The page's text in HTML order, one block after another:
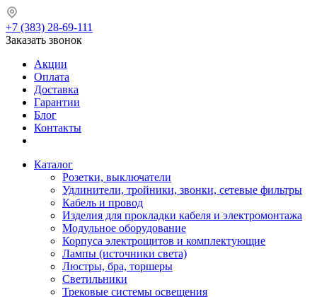
+7 (383) 28-69-111
Заказать звонок
Акции
Оплата
Доставка
Гарантии
Блог
Контакты
Каталог
Розетки, выключатели
Удлинители, тройники, звонки, сетевые фильтры
Кабель и провод
Изделия для прокладки кабеля и электромонтажа
Модульное оборудование
Корпуса электрощитов и комплектующие
Лампы (источники света)
Люстры, бра, торшеры
Светильники
Трековые системы освещения